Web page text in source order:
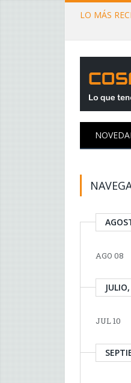
LO MÁS
AGO 08
JUL 10